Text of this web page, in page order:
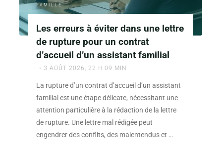
éducative
expliquées"
FAMILLE
Les erreurs à éviter dans une lettre
de rupture pour un contrat
d’accueil d’un assistant familial
3 AOÛT 2026, 22 H 09 MIN
La rupture d’un contrat d’accueil d’un assistant
familial est une étape délicate, nécessitant une
attention particulière à la rédaction de la lettre
de rupture. Une lettre mal rédigée peut
engendrer des conflits, des malentendus et …